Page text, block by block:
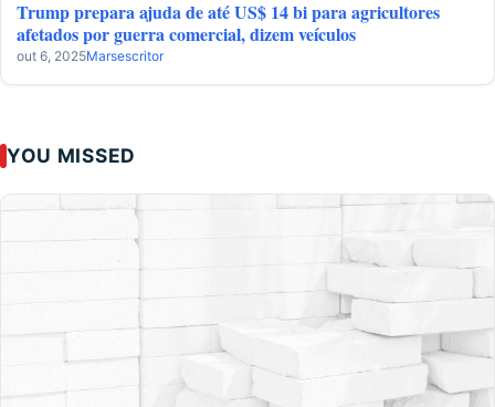
Trump prepara ajuda de até US$ 14 bi para agricultores
afetados por guerra comercial, dizem veículos
out 6, 2025Marsescritor
YOU MISSED